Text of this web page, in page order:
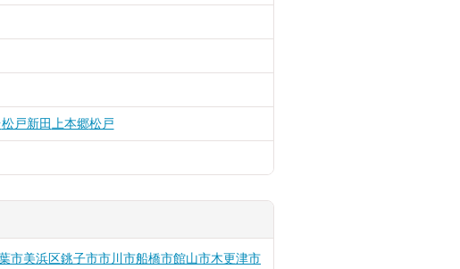
松戸新田 上本郷松戸
市美浜区銚子市市川市船橋市館山市木更津市